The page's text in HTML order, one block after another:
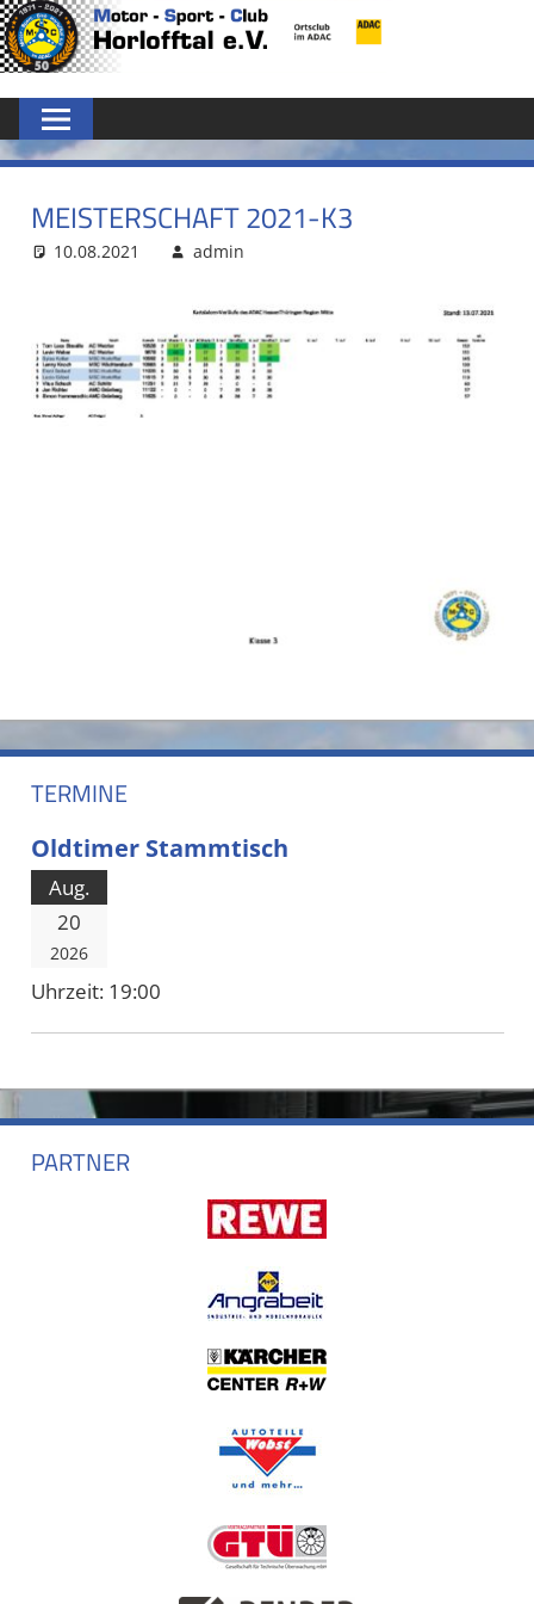
Zum
Inhalt
MSC
HORLOFFTAL
E.V.
MEISTERSCHAFT 2021-K3
10.08.2021 admin
TERMINE
Oldtimer Stammtisch
Aug.
20
2026
Uhrzeit: 19:00
PARTNER